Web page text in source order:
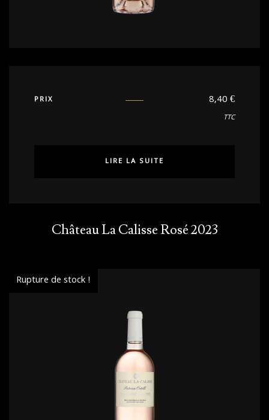
PRIX 8,40€
TTC
LIRE LA SUITE
Château La Calisse Rosé 2023
Rupture de stock !